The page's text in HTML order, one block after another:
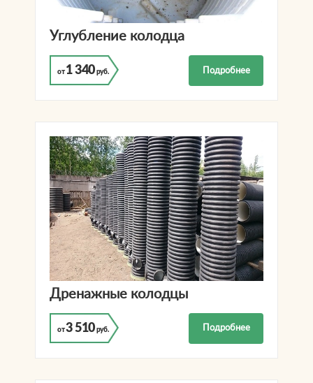
Углубление колодца
от 1 340 руб. Подробнее
Дренажные колодцы
от3 510 руб. Подробнее